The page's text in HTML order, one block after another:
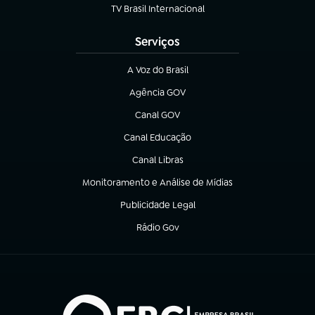
TV Brasil Internacional
(abre em nova aba)
Serviços
A Voz do Brasil
(abre em nova aba)
Agência GOV
(abre em nova aba)
Canal GOV
(abre em nova aba)
Canal Educação
(abre em nova aba)
Canal Libras
(abre em nova aba)
Monitoramento e Análise de Mídias
(abre em nova aba)
Publicidade Legal
(abre em nova aba)
Rádio Gov
(abre em nova aba)